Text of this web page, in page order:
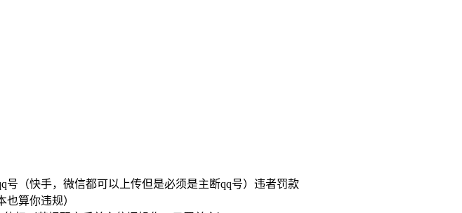
（快手，微信都可以上传但是必须是主断qq号）违者罚款
算你违规）